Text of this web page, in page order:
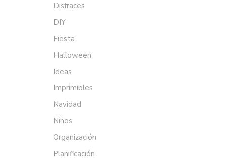
Disfraces
DIY
Fiesta
Halloween
Ideas
Imprimibles
Navidad
Niños
Organización
Planificación